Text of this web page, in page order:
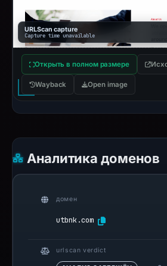
URLScan capture
Capture time unavailable
Открыть в полном размере
Wayback Open image
Аналитика доменов
домен
utbnk.com
urlscan verdict